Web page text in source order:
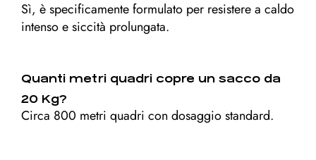
Sì, è specificamente formulato per resistere a caldo
intenso e siccità prolungata.
Quanti metri quadri copre un sacco da
20 Kg?
Circa 800 metri quadri con dosaggio standard.